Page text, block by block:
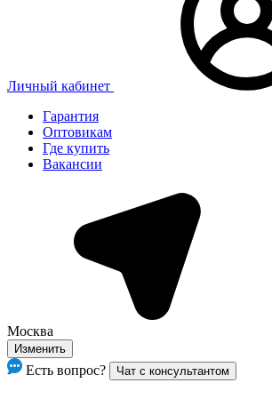
Личный кабинет
Гарантия
Оптовикам
Где купить
Вакансии
Москва
Изменить
Есть вопрос? Чат с консультантом